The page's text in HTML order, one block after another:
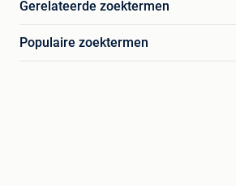
Gerelateerde zoektermen
Populaire zoektermen